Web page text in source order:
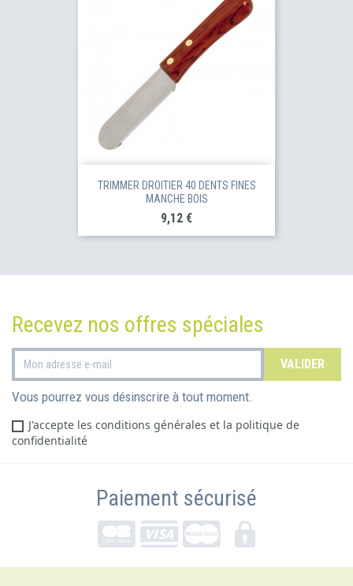
TRIMMER DROITIER 40 DENTS FINES
MANCHE BOIS
Prix
9,12 €
Recevez nos offres spéciales
Vous pourrez vous désinscrire à tout moment.
J'accepte les conditions générales et la politique de
confidentialité
Paiement sécurisé